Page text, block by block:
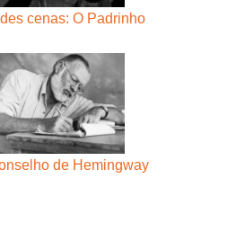
cenas: O Padrinho
de Hemingway